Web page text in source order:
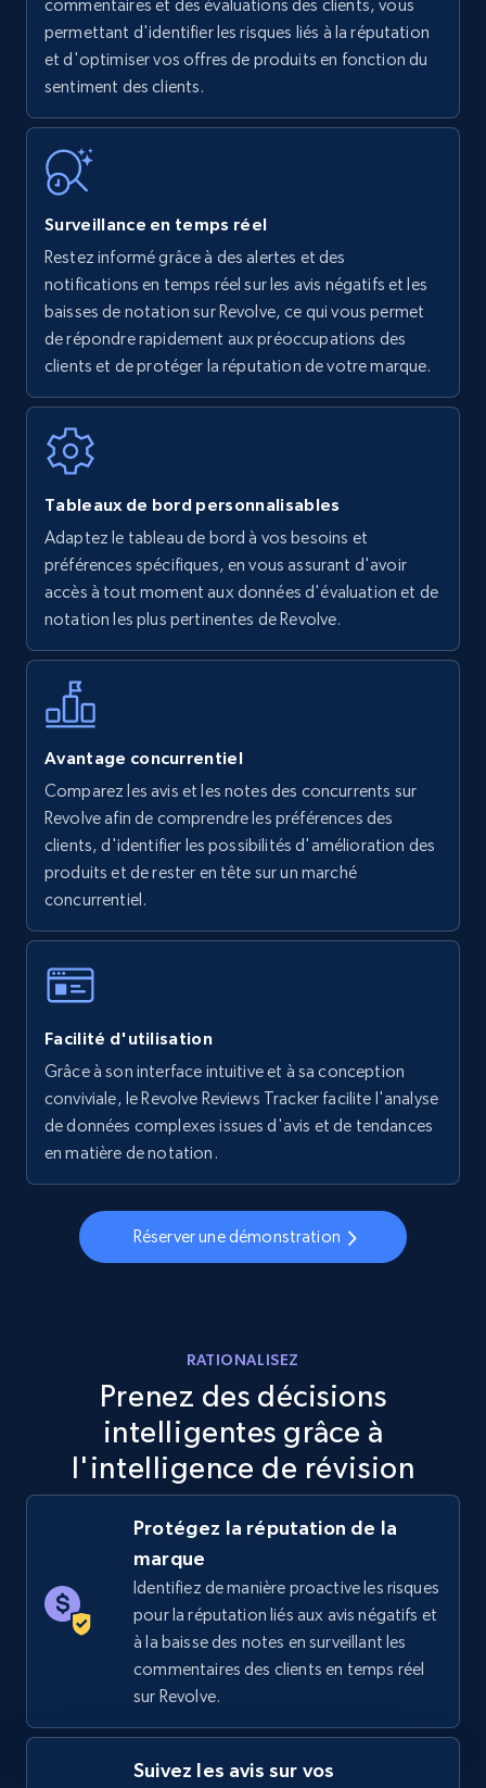
upc numbers
Title, Seller name, Brand, Description, Initial
price, Currency, Availability, Reviews count, and
35.3K+
Amazon Reviews
URL, Product name, Product rating, Product
rating object, Product rating max, Rating,
Author name, Asin, and more.
URL, Final price, Sku, Currency, Gtin,
Specifications, Image urls, Top reviews, and
more.
5.6K+ 877+ Commencer
Walmart - products - Find new products by
using specific category URL
URL, Final price, Sku, Currency, Gtin,
Specifications, Image urls, Top reviews, and
more.
5.6K+ 877+ Commencer
Walmart - products - Collects products by
specific keywords
URL, Final price, Sku, Currency, Gtin,
Specifications, Image urls, Top reviews, and
more.
5.6K+ 877+ Commencer
Specifications, Image urls, Top reviews, and
877+
TikTok Shop
URL, Title, Available, Description, Currency, Initial
price, Final price, Discount percent, and more.
668+
commentaires et des évaluations des clients, vous
permettant d'identifier les risques liés à la réputation
et d'optimiser vos offres de produits en fonction du
sentiment des clients.
Surveillance en temps réel
Restez informé grâce à des alertes et des
notifications en temps réel sur les avis négatifs et les
baisses de notation sur Revolve, ce qui vous permet
de répondre rapidement aux préoccupations des
clients et de protéger la réputation de votre marque.
Tableaux de bord personnalisables
Adaptez le tableau de bord à vos besoins et
préférences spécifiques, en vous assurant d'avoir
accès à tout moment aux données d'évaluation et de
notation les plus pertinentes de Revolve.
Avantage concurrentiel
Comparez les avis et les notes des concurrents sur
Revolve afin de comprendre les préférences des
clients, d'identifier les possibilités d'amélioration des
produits et de rester en tête sur un marché
concurrentiel.
Facilité d'utilisation
Grâce à son interface intuitive et à sa conception
conviviale, le Revolve Reviews Tracker facilite l'analyse
de données complexes issues d'avis et de tendances
en matière de notation.
Réserver une démonstration
RATIONALISEZ
Prenez des décisions
intelligentes grâce à
l'intelligence de révision
Protégez la réputation de la
marque
Identifiez de manière proactive les risques
pour la réputation liés aux avis négatifs et
à la baisse des notes en surveillant les
commentaires des clients en temps réel
sur Revolve.
Suivez les avis sur vos